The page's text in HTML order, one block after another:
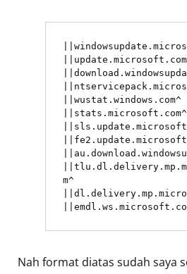
||wustat.windows.com^
||stats.microsoft.com^
m^
Nah format diatas sudah saya